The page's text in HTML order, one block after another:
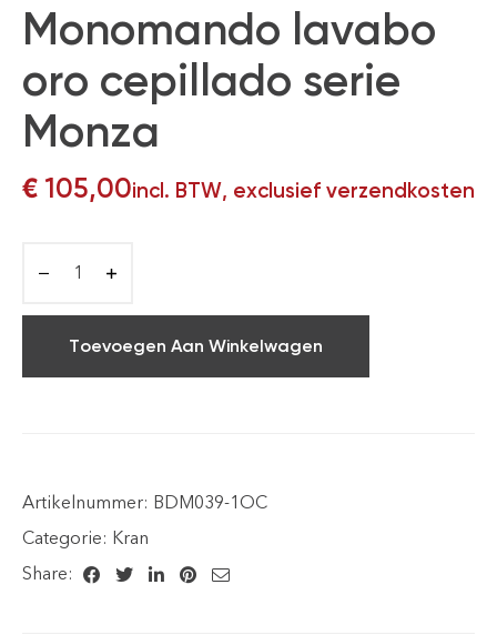
Monomando lavabo
oro cepillado serie
Monza
€ 105,00incl. BTW, exclusief verzendkosten
Toevoegen Aan Winkelwagen
Artikelnummer: BDM039-1OC
Categorie: Kran
Share: